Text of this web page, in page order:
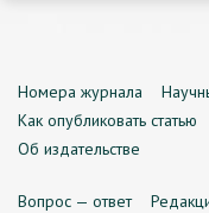
Номера журнала
Как опубликовать статью
Об издательстве
Вопрос — ответ